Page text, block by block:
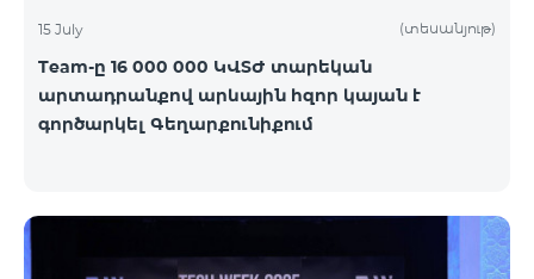
15 July (տեսանյութ)
Team-ը 16 000 000 ԿՎՏԺ տարեկան
արտադրանքով արևային հզոր կայան է
գործարկել Գեղարքունիքում